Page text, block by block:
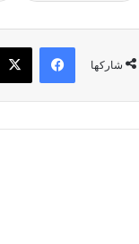
شاركها
فيسبوك